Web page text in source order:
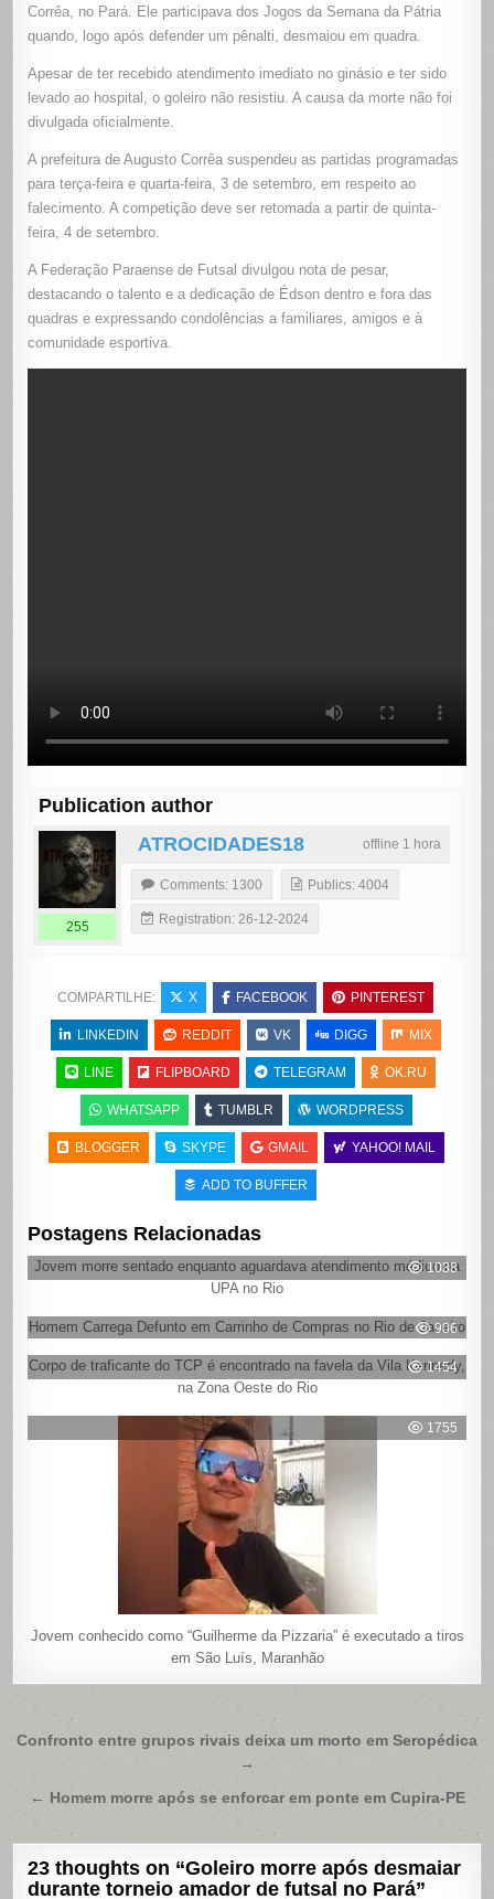
TORNEIO
PARÁ
Corrêa, no Pará. Ele participava dos Jogos da Semana da Pátria
quando, logo após defender um pênalti, desmaiou em quadra.
Apesar de ter recebido atendimento imediato no ginásio e ter sido
levado ao hospital, o goleiro não resistiu. A causa da morte não foi
divulgada oficialmente.
A prefeitura de Augusto Corrêa suspendeu as partidas programadas
para terça-feira e quarta-feira, 3 de setembro, em respeito ao
falecimento. A competição deve ser retomada a partir de quinta-
feira, 4 de setembro.
A Federação Paraense de Futsal divulgou nota de pesar,
destacando o talento e a dedicação de Édson dentro e fora das
quadras e expressando condolências a familiares, amigos e à
comunidade esportiva.
Publication author
offline 1 hora
ATROCIDADES18
255
Comments: 1300 Publics: 4004
Registration: 26-12-2024
COMPARTILHE: X FACEBOOK PINTEREST
LINKEDIN REDDIT VK DIGG MIX
LINE FLIPBOARD TELEGRAM OK.RU
WHATSAPP TUMBLR WORDPRESS
BLOGGER SKYPE GMAIL YAHOO! MAIL
ADD TO BUFFER
Postagens Relacionadas
1038
Jovem morre sentado enquanto aguardava atendimento médico na
UPA no Rio
906
Homem Carrega Defunto em Carrinho de Compras no Rio de Janeiro
1454
Corpo de traficante do TCP é encontrado na favela da Vila Kennedy,
na Zona Oeste do Rio
1755
Jovem conhecido como “Guilherme da Pizzaria” é executado a tiros
em São Luís, Maranhão
Navegação
Post
Confronto entre grupos rivais deixa um morto em Seropédica
→
← Homem morre após se enforcar em ponte em Cupira-PE
23 thoughts on “Goleiro morre após desmaiar
durante torneio amador de futsal no Pará”